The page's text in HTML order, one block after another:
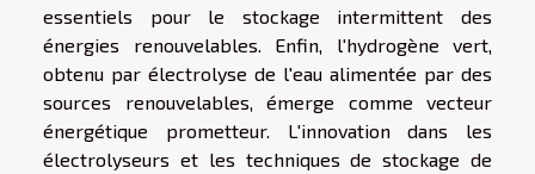
essentiels pour le stockage intermittent des
énergies renouvelables. Enfin, l'hydrogène vert,
obtenu par électrolyse de l'eau alimentée par des
sources renouvelables, émerge comme vecteur
énergétique prometteur. L'innovation dans les
électrolyseurs et les techniques de stockage de